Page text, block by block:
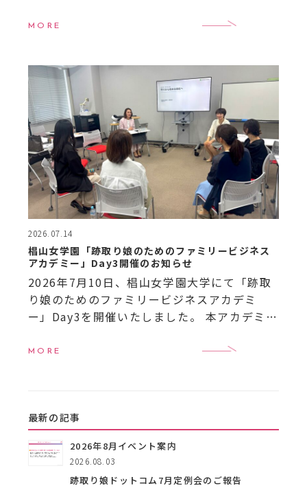
ら次世代を担う女性経営者＝“跡取り娘”たち
MORE
2026.07.14
椙山女学園「跡取り娘のためのファミリービジネス
アカデミー」Day3開催のお知らせ
2026年7月10日、椙山女学園大学にて「跡取
り娘のためのファミリービジネスアカデミ
ー」Day3を開催いたしました。 本アカデミー
者（跡取り娘）や女性経営者を対象に、事業
MORE
最新の記事
2026年8月イベント案内
2026.08.03
跡取り娘ドットコム7月定例会のご報告